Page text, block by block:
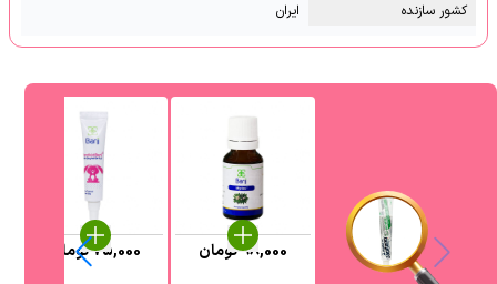
کشور سازنده ایران
98,000تومان 75,000تومان